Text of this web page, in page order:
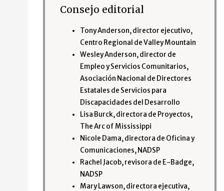
Consejo editorial
Tony Anderson, director ejecutivo,
Centro Regional de Valley Mountain
Wesley Anderson, director de
Empleo y Servicios Comunitarios,
Asociación Nacional de Directores
Estatales de Servicios para
Discapacidades del Desarrollo
Lisa Burck, directora de Proyectos,
The Arc of Mississippi
Nicole Dama, directora de Oficina y
Comunicaciones, NADSP
Rachel Jacob, revisora de E-Badge,
NADSP
Mary Lawson, directora ejecutiva,